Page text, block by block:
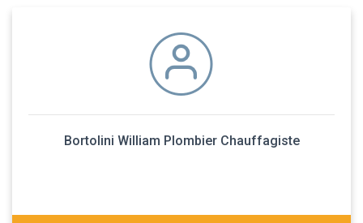
Bortolini William Plombier Chauffagiste